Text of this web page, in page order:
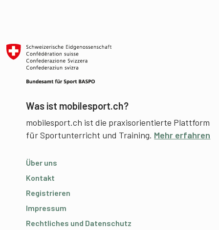
Was ist mobilesport.ch?
mobilesport.ch ist die praxisorientierte Plattform
für Sportunterricht und Training. Mehr erfahren
Über uns
Kontakt
Registrieren
Impressum
Rechtliches und Datenschutz